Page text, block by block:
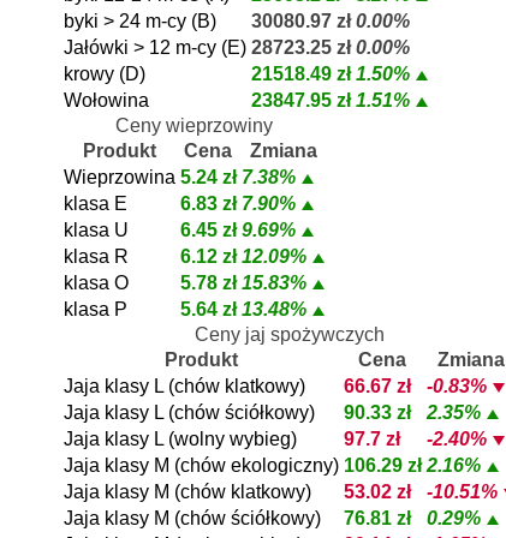
byki > 24 m-cy (B)
30080.97 zł 0.00%
Jałówki > 12 m-cy (E) 28723.25 zł 0.00%
krowy (D)
21518.49 zł 1.50%
Wołowina
23847.95 zł 1.51%
Ceny wieprzowiny
Produkt
Cena
Zmiana
Wieprzowina 5.24 zł 7.38%
klasa E
6.83 zł 7.90%
klasa U
6.45 zł 9.69%
klasa R
6.12 zł 12.09%
klasa O
5.78 zł 15.83%
klasa P
5.64 zł 13.48%
Ceny jaj spożywczych
Produkt
Cena
Zmiana
Jaja klasy L (chów klatkowy)
66.67 zł
-0.83%
Jaja klasy L (chów ściółkowy)
90.33 zł
2.35%
Jaja klasy L (wolny wybieg)
97.7 zł
-2.40%
Jaja klasy M (chów ekologiczny) 106.29 zł 2.16%
Jaja klasy M (chów klatkowy)
53.02 zł
-10.51%
Jaja klasy M (chów ściółkowy)
76.81 zł
0.29%